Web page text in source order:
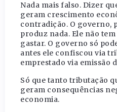
Nada mais falso. Dizer
geram crescimento
contradição. O governo,
produz nada. Ele não
gastar. O governo só
antes ele confiscou via
emprestado via emissão
Só que tanto tributação
geram consequências
economia.